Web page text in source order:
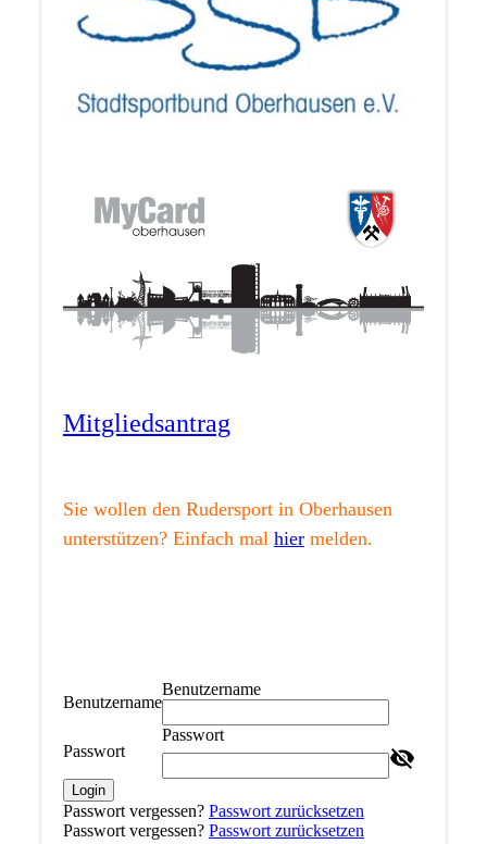
Mitgliedsantrag
Sie wollen den Rudersport in Oberhausen
unterstützen? Einfach mal hiermelden.
Benutzername
Benutzername
Passwort
Passwort
Login
Passwort vergessen? Passwort zurücksetzen
Passwort vergessen? Passwort zurücksetzen